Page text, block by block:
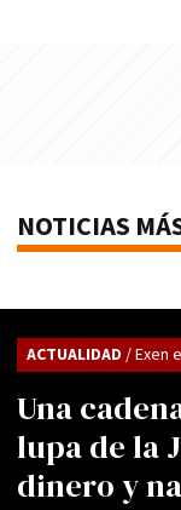
NOTICIAS
Una
lupa de la
dinero y
ACTUALIDAD / Exen